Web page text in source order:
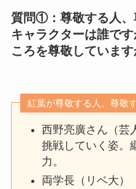
質問①：尊敬する人、
キャラクターは誰で
ころを尊敬していま
紅葉が尊敬する人、尊敬
西野亮廣さん（芸
挑戦していく姿。
力。
両学長（リベ大